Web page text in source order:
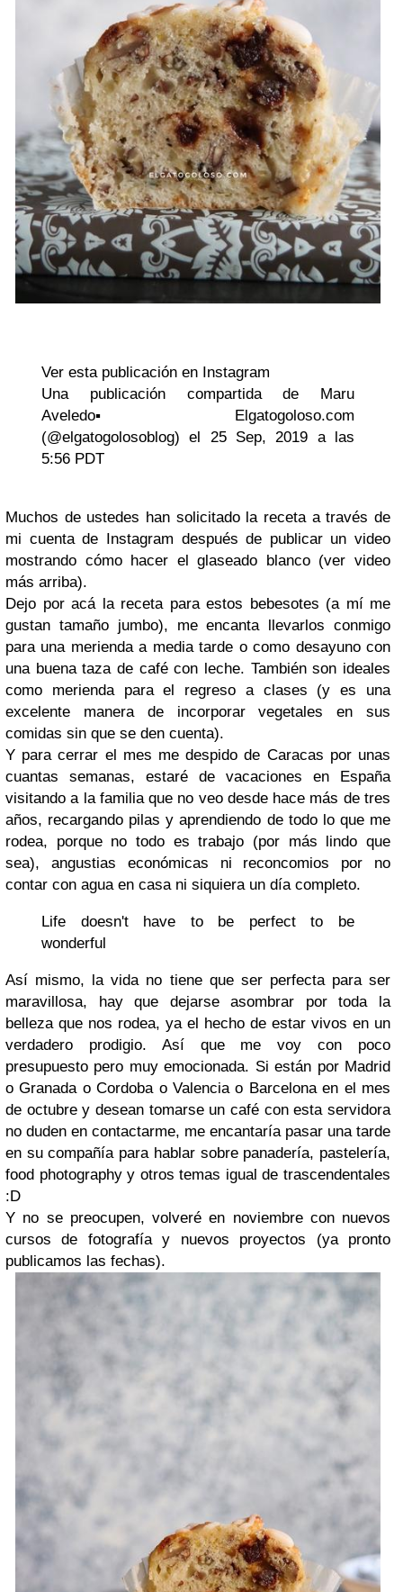
Ver esta publicación en Instagram
Una publicación compartida de Maru
Aveledo▪️Elgatogoloso.com
(@elgatogolosoblog) el 25 Sep, 2019 a las
5:56 PDT
Muchos de ustedes han solicitado la receta a través de
mi cuenta de Instagram después de publicar un video
mostrando cómo hacer el glaseado blanco (ver video
más arriba).
Dejo por acá la receta para estos bebesotes (a mí me
gustan tamaño jumbo), me encanta llevarlos conmigo
para una merienda a media tarde o como desayuno con
una buena taza de café con leche. También son ideales
como merienda para el regreso a clases (y es una
excelente manera de incorporar vegetales en sus
comidas sin que se den cuenta).
Y para cerrar el mes me despido de Caracas por unas
cuantas semanas, estaré de vacaciones en España
visitando a la familia que no veo desde hace más de tres
años, recargando pilas y aprendiendo de todo lo que me
rodea, porque no todo es trabajo (por más lindo que
sea), angustias económicas ni reconcomios por no
contar con agua en casa ni siquiera un día completo.
Life doesn't have to be perfect to be
wonderful
Así mismo, la vida no tiene que ser perfecta para ser
maravillosa, hay que dejarse asombrar por toda la
belleza que nos rodea, ya el hecho de estar vivos en un
verdadero prodigio. Así que me voy con poco
presupuesto pero muy emocionada. Si están por Madrid
o Granada o Cordoba o Valencia o Barcelona en el mes
de octubre y desean tomarse un café con esta servidora
no duden en contactarme, me encantaría pasar una tarde
en su compañía para hablar sobre panadería, pastelería,
food photography y otros temas igual de trascendentales
:D
Y no se preocupen, volveré en noviembre con nuevos
cursos de fotografía y nuevos proyectos (ya pronto
publicamos las fechas).